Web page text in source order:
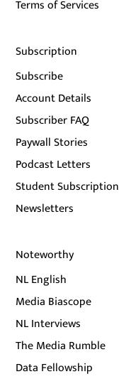
Terms of Services
Subscription
Subscribe
Account Details
Subscriber FAQ
Paywall Stories
Podcast Letters
Student Subscription
Newsletters
Noteworthy
NL English
Media Biascope
NL Interviews
The Media Rumble
Data Fellowship